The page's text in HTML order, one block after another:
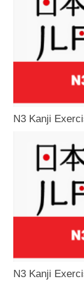
N3 Kanji
N3 Kanji